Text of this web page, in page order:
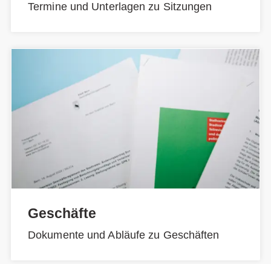
Termine und Unterlagen zu Sitzungen
Geschäfte
Dokumente und Abläufe zu Geschäften